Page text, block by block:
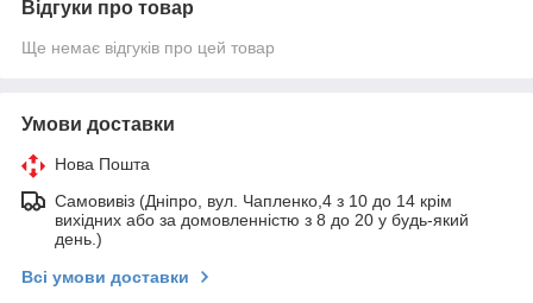
Відгуки про товар
Ще немає відгуків про цей товар
Умови доставки
Нова Пошта
Самовивіз (Дніпро, вул. Чапленко,4 з 10 до 14 крім
вихідних або за домовленністю з 8 до 20 у будь-який
день.)
Всі умови доставки